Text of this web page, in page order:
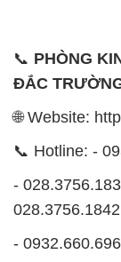
-
0902.765.866
📧 Email:
ĐỊA CHỈ